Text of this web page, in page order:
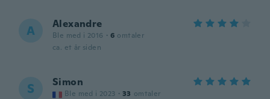
A Alexandre
Ble med i 2016 · 6 omtaler
ca. et år siden
S Simon
Ble med i 2023 · 33 omtaler